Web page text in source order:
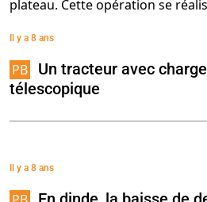
Il y a 8 ans
Un tracteur avec
télescopique
Il y a 8 ans